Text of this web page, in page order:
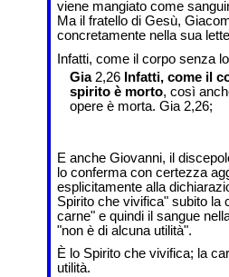
viene mangiato come
Ma il fratello di Gesù,
concretamente nella sua
Infatti, come il corpo senza
Gia2,26 Infatti, come il
spirito è morto, così
opere è morta. Gia 2,26;
E anche Giovanni, il
lo conferma con certezza
esplicitamente alla
Spirito che vivifica" subito la
carne" e quindi il sangue
"non è di alcuna utilità".
È lo Spirito che vivifica; la
utilità.